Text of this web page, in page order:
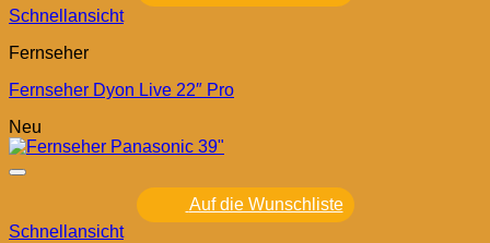
Schnellansicht
Fernseher
Fernseher Dyon Live 22″ Pro
Neu
Auf die Wunschliste
Schnellansicht